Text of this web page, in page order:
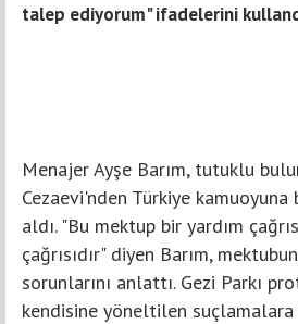
talep ediyorum" ifadelerini
Menajer Ayşe Barım, tutuklu
Cezaevi'nden Türkiye
aldı. "Bu mektup bir yardım
çağrısıdır" diyen Barım,
sorunlarını anlattı. Gezi Parkı
kendisine yöneltilen